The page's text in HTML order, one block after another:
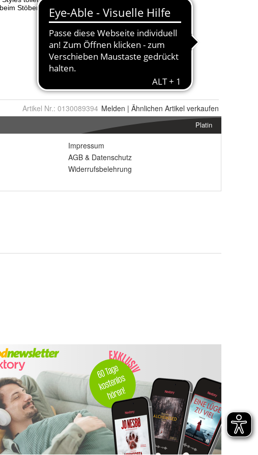
Artikel Nr.: 0130089394 Melden | Ähnlichen Artikel verkaufen
Platin
Impressum
AGB & Datenschutz
Widerrufsbelehrung